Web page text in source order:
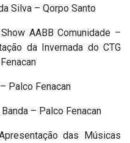
Silva – Qorpo Santo
AABB Comunidade –
da Invernada do CTG
Palco Fenacan
– Palco Fenacan
das Músicas